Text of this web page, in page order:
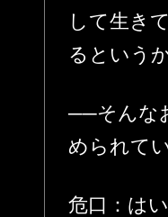
して生き
るというか
──そんな
められて
危口：は